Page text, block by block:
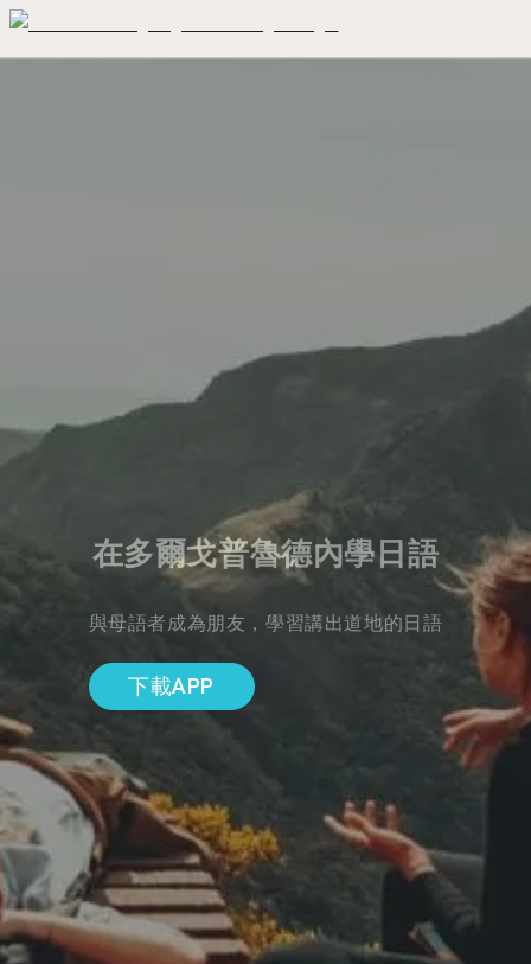
在多爾戈普魯德內學日語
與母語者成為朋友，學習講出道地的日語
下載APP